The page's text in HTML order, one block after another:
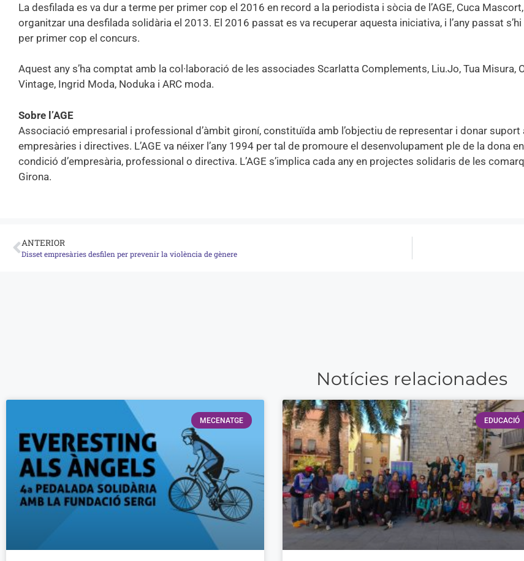
La desfilada es va dur a terme per primer cop el 2016 en record a la periodista i sòcia de l’AGE, Cuca
organitzar una desfilada solidària el 2013. El 2016 passat es va recuperar aquesta iniciativa, i l’any passat
per primer cop el concurs.
Aquest any s’ha comptat amb la col·laboració de les associades Scarlatta Complements, Liu.Jo, Tua Misura,
Vintage, Ingrid Moda, Noduka i ARC moda.
Sobre l’AGE
Associació empresarial i professional d’àmbit gironí, constituïda amb l’objectiu de representar i donar suport
empresàries i directives. L’AGE va néixer l’any 1994 per tal de promoure el desenvolupament ple de la dona
condició d’empresària, professional o directiva. L’AGE s’implica cada any en projectes solidaris de les
Girona.
ANTERIOR
Disset empresàries desfilen per prevenir la violència de gènere
Notícies relacionades
MECENATGE EDUCACIÓ